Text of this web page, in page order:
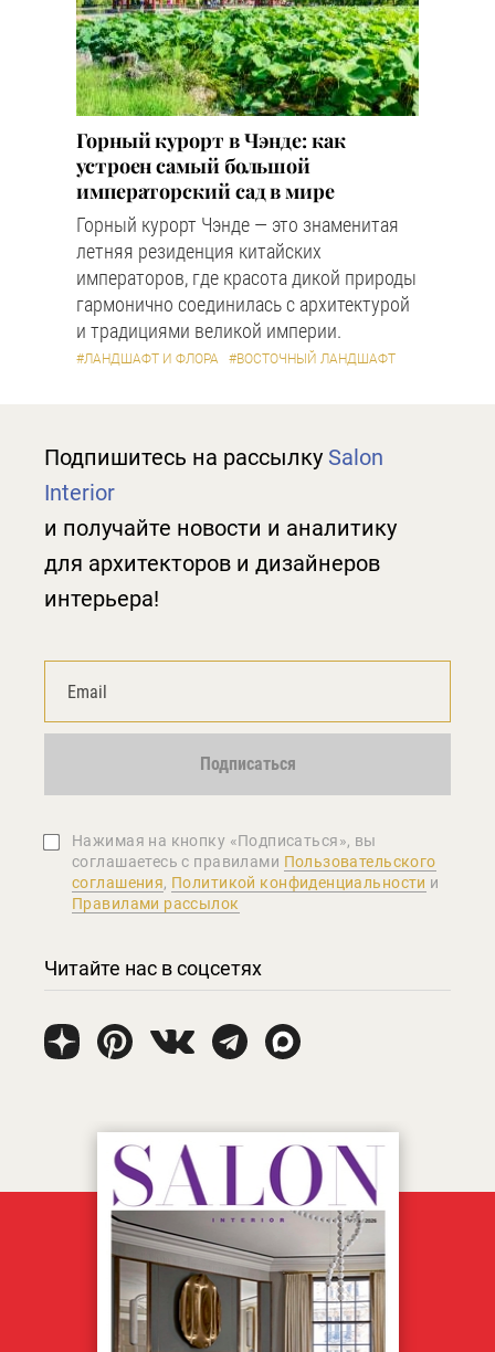
Горный курорт в Чэнде: как
устроен самый большой
императорский сад в мире
Горный курорт Чэнде — это знаменитая
летняя резиденция китайских
императоров, где красота дикой природы
гармонично соединилась с архитектурой
и традициями великой империи.
#ЛАНДШАФТ И ФЛОРА #ВОСТОЧНЫЙ ЛАНДШАФТ
Подпишитесь на рассылку Salon
Interior
и получайте новости и аналитику
для архитекторов и дизайнеров
интерьера!
Подписаться
Нажимая на кнопку «Подписаться», вы
соглашаетеcь с правилами Пользовательского
соглашения, Политикой конфиденциальности и
Правилами рассылок
Читайте нас в соцсетях